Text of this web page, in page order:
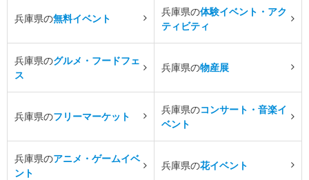
兵庫県の無料イベント
兵庫県の体験イベント・アク
ティビティ
兵庫県のグルメ・フードフェ
ス
兵庫県の物産展
兵庫県のフリーマーケット
兵庫県のコンサート・音楽イ
ベント
兵庫県のアニメ・ゲームイベ
ント
兵庫県の花イベント